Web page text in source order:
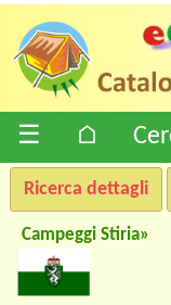
☰ ⌂
Ricerca dettagli
Campeggi Stiria»